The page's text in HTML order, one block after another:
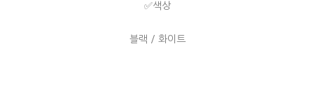
✅색상
블랙 / 화이트